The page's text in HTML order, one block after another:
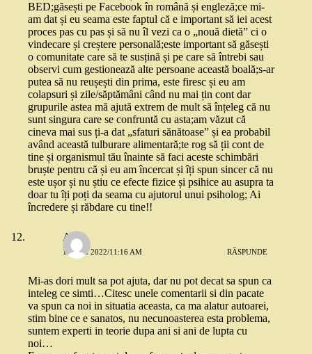
BED;găsești pe Facebook în română și engleză;ce mi-
am dat și eu seama este faptul că e important să iei acest
proces pas cu pas și să nu îl vezi ca o „nouă dietă” ci o
vindecare și creștere personală;este important să găsești
o comunitate care să te susțină și pe care să întrebi sau
observi cum gestionează alte persoane această boală;s-ar
putea să nu reușești din prima, este firesc și eu am
colapsuri și zile/săptămâni când nu mai țin cont dar
grupurile astea mă ajută extrem de mult să înțeleg că nu
sunt singura care se confruntă cu asta;am văzut că
cineva mai sus ți-a dat „sfaturi sănătoase” și ea probabil
având această tulburare alimentară;te rog să ții cont de
tine și organismul tău înainte să faci aceste schimbări
bruște pentru că și eu am încercat și îți spun sincer că nu
este ușor și nu știu ce efecte fizice și psihice au asupra ta
doar tu îți poți da seama cu ajutorul unui psiholog; Ai
încredere și răbdare cu tine!!
Ana
14 MAI 2022/11:16 AM RĂSPUNDE
Mi-as dori mult sa pot ajuta, dar nu pot decat sa spun ca
inteleg ce simti…Citesc unele comentarii si din pacate
va spun ca noi in situatia aceasta, ca ma alatur autoarei,
stim bine ce e sanatos, nu necunoasterea esta problema,
suntem experti in teorie dupa ani si ani de lupta cu
noi…